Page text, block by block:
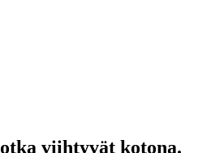
viihtyvät kotona.